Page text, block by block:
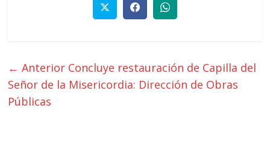
← Anterior Concluye restauración de Capilla del
Señor de la Misericordia: Dirección de Obras
Públicas